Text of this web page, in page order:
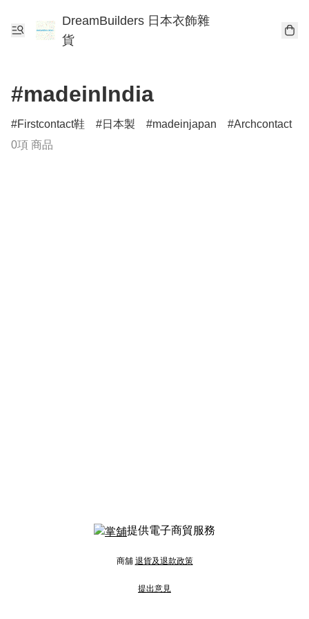
DreamBuilders 日本衣飾雜
貨
#madeinIndia
Firstcontact鞋 日本製 madeinjapan
Archcontact
0項 商品
提供電子商貿服務
商舖 退貨及退款政策
提出意見